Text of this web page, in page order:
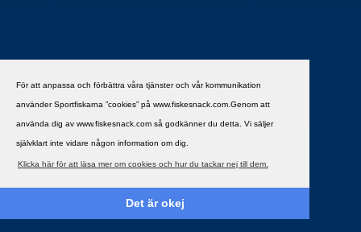
För att anpassa och förbättra våra tjänster och vår kommunikation
använder Sportfiskarna ”cookies” på www.fiskesnack.com.Genom att
använda dig av www.fiskesnack.com så godkänner du detta. Vi säljer
självklart inte vidare någon information om dig.
Klicka här för att läsa mer om cookies och hur du tackar nej till dem.
Det är okej